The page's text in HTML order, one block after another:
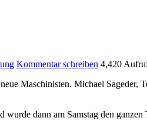
Kommentar schreiben 4,420
Maschinisten. Michael
dann am Samstag den